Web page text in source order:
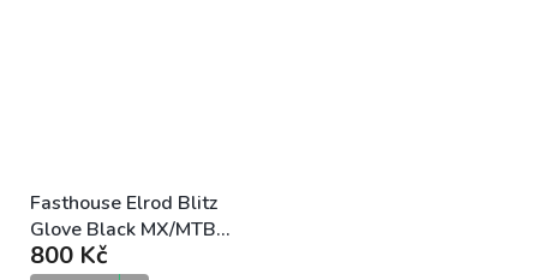
Fasthouse Elrod Blitz
Glove Black MX/MTB
rukavice
800 Kč